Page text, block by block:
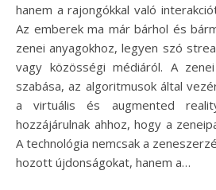
hanem a rajongókkal való
Az emberek ma már bárhol és
zenei anyagokhoz, legyen szó
vagy közösségi médiáról. A
szabása, az algoritmusok által
a virtuális és augmented
hozzájárulnak ahhoz, hogy a
A technológia nemcsak a
hozott újdonságokat, hanem a…